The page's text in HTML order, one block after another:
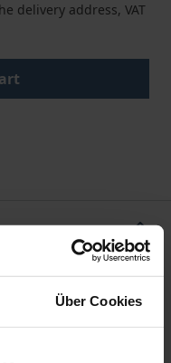
Über Cookies
delivery address, VAT
of the main public
in the period
2021, using the